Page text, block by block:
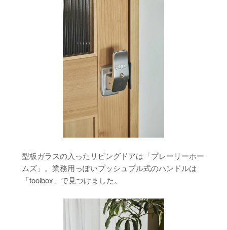
型板ガラスの入ったリビングドアは「プレーリーホー
ムズ」。業務用っぽいプッシュプル式のハンドルは
「toolbox」で見つけました。